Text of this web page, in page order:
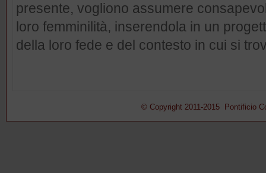
presente, vogliono assumere
loro femminilità, inserendola in un
della loro fede e del contesto in cui si
© Copyright 2011-2015 Pontificio